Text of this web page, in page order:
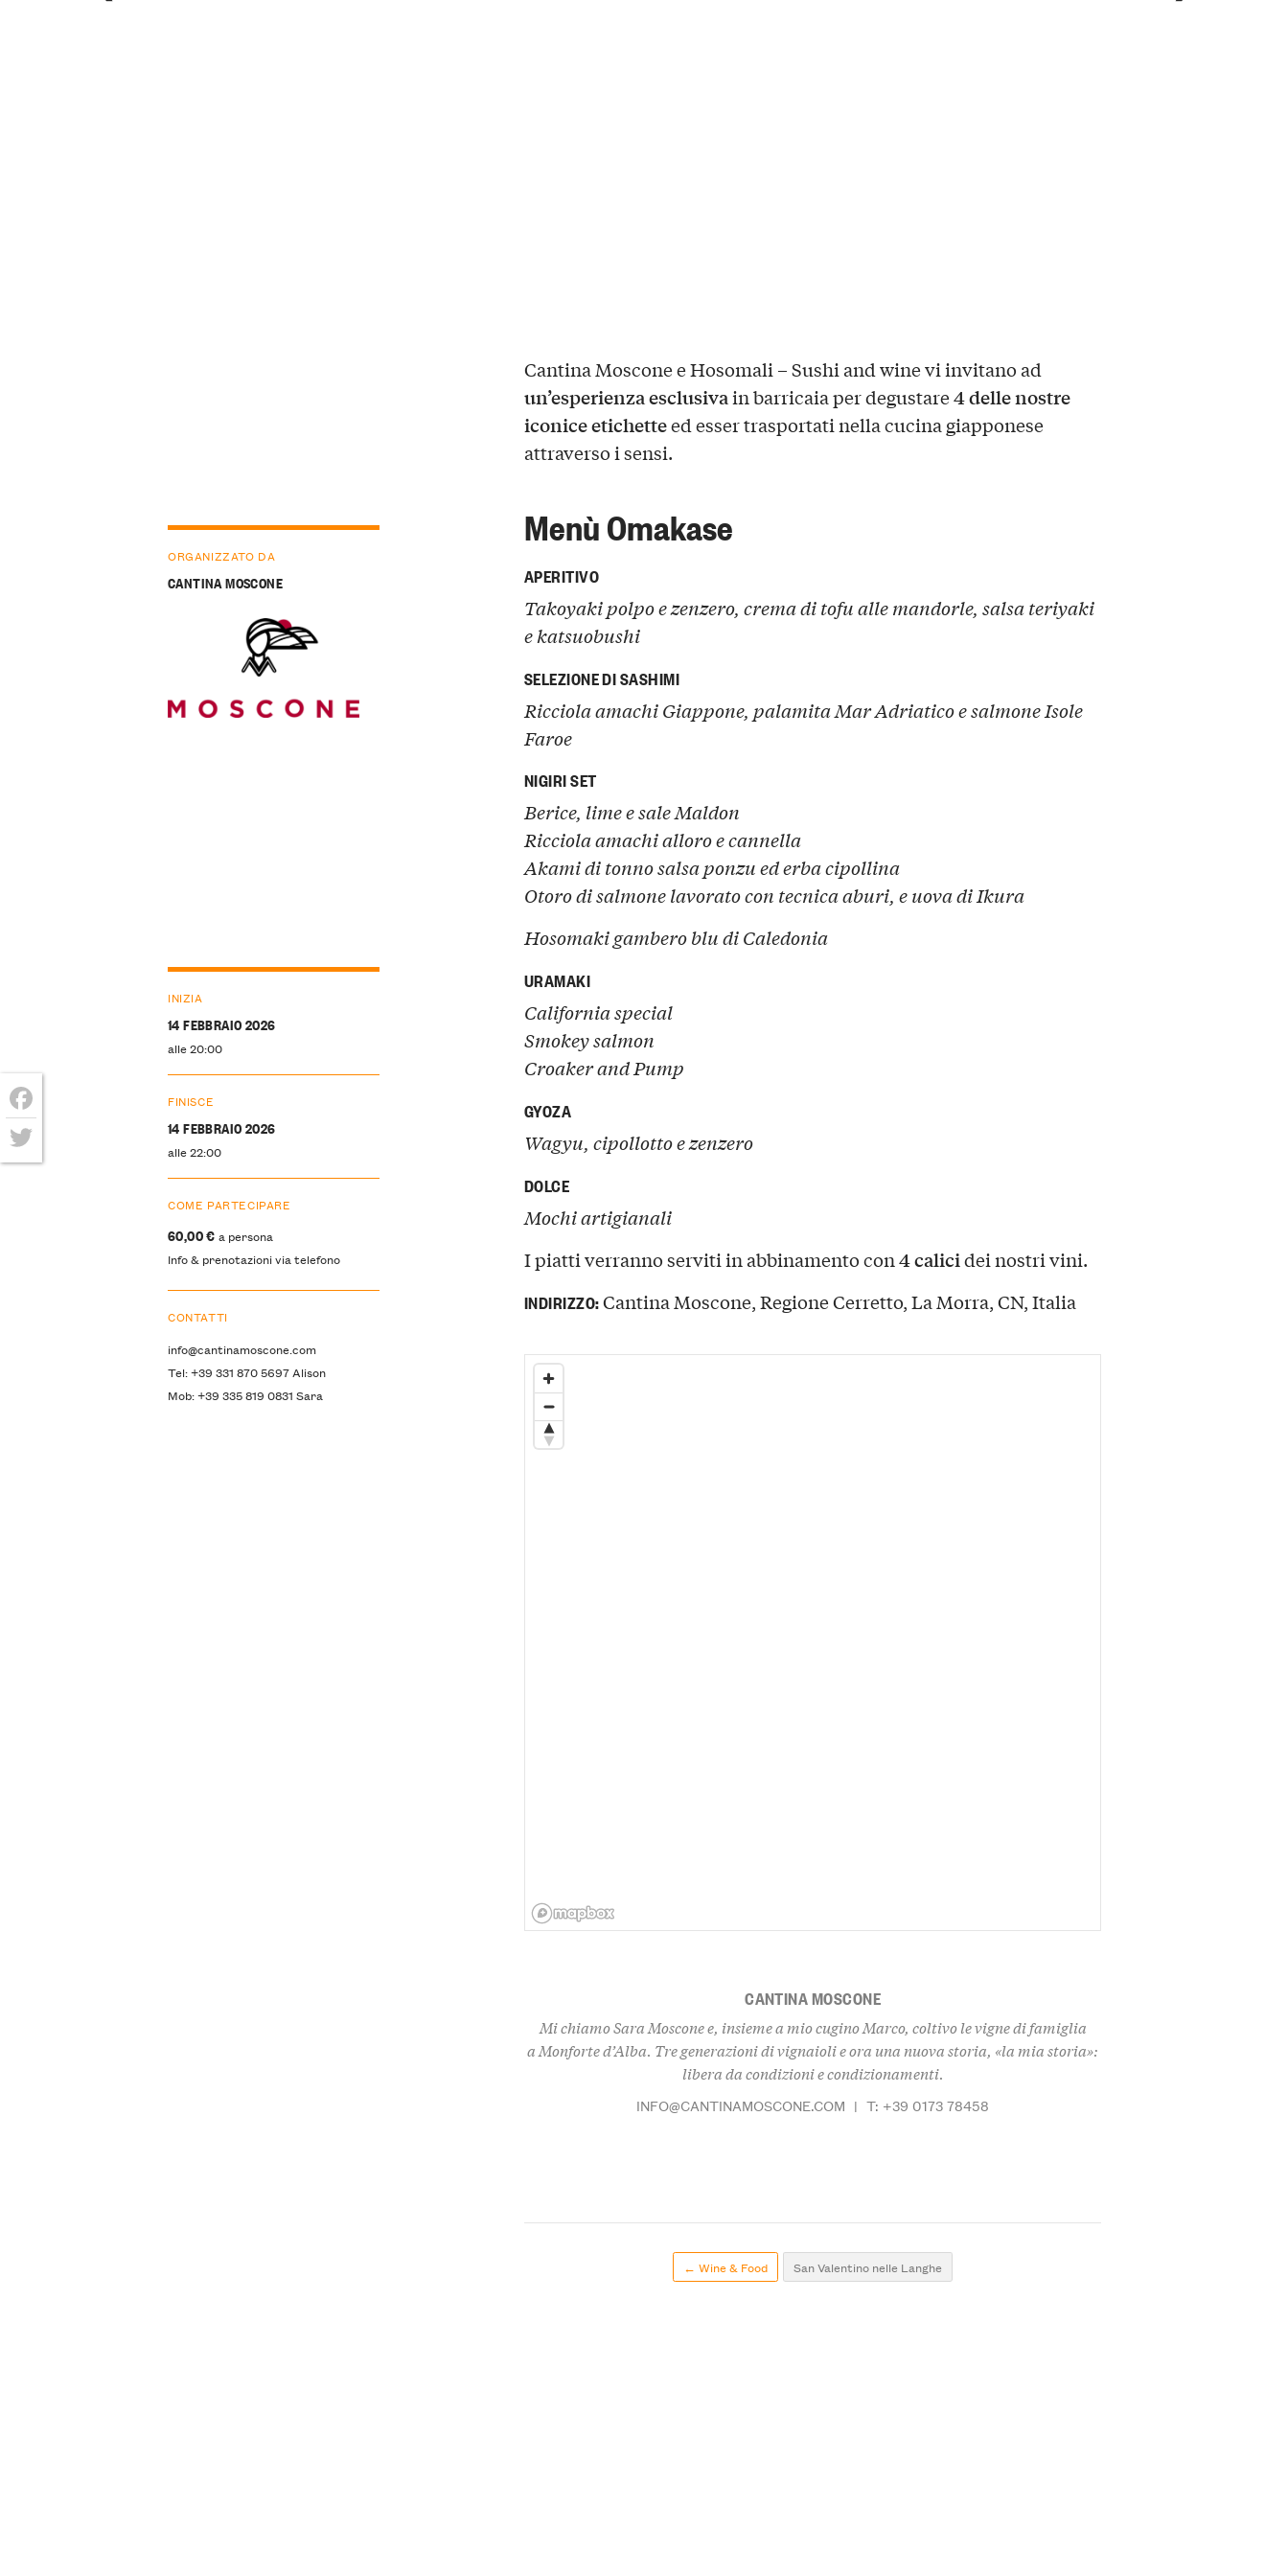
Cantina Moscone e Hosomali – Sushi and wine vi invitano ad
un’esperienza esclusivain barricaia per degustare4 delle nostre
iconice etichetteed esser trasportati nella cucina giapponese
attraverso i sensi.
Menù Omakase
APERITIVO
Takoyaki polpo e zenzero, crema di tofu alle mandorle, salsa teriyaki
e katsuobushi
SELEZIONE DI SASHIMI
Ricciola amachi Giappone, palamita Mar Adriatico e salmone Isole
Faroe
NIGIRI SET
Berice, lime e sale Maldon
Ricciola amachi alloro e cannella
Akami di tonno salsa ponzu ed erba cipollina
Otoro di salmone lavorato con tecnica aburi, e uova di Ikura
Hosomaki gambero blu di Caledonia
URAMAKI
California special
Smokey salmon
Croaker and Pump
GYOZA
Wagyu, cipollotto e zenzero
DOLCE
Mochi artigianali
I piatti verranno serviti in abbinamento con4 calicidei nostri vini.
ORGANIZZATO DA
CANTINA MOSCONE
INIZIA
14 FEBBRAIO 2026
alle 20:00
FINISCE
14 FEBBRAIO 2026
alle 22:00
COME PARTECIPARE
60,00 € a persona
Info & prenotazioni via telefono
CONTATTI
info@cantinamoscone.com
Tel: +39 331 870 5697 Alison
Mob: +39 335 819 0831 Sara
INDIRIZZO:Cantina Moscone, Regione Cerretto, La Morra, CN, Italia
CANTINA MOSCONE
Mi chiamo Sara Moscone e, insieme a mio cugino Marco, coltivo le vigne di famiglia
a Monforte d’Alba. Tre generazioni di vignaioli e ora una nuova storia, «la mia storia»:
libera da condizioni e condizionamenti.
INFO@CANTINAMOSCONE.COM | T: +39 0173 78458
← Wine & Food San Valentino nelle Langhe
Facebook
Twitter